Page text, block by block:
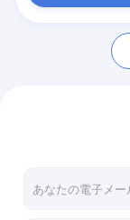
機械を作る
ECOフィル
機械をプリ
回転式プリー